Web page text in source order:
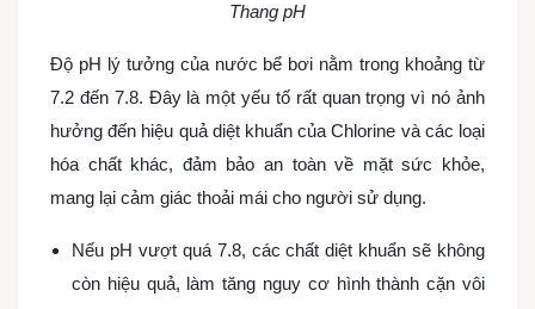
Thang pH
Độ pH lý tưởng của nước bể bơi nằm trong khoảng từ
7.2 đến 7.8. Đây là một yếu tố rất quan trọng vì nó ảnh
hưởng đến hiệu quả diệt khuẩn của Chlorine và các loại
hóa chất khác, đảm bảo an toàn về mặt sức khỏe,
mang lại cảm giác thoải mái cho người sử dụng.
Nếu pH vượt quá 7.8, các chất diệt khuẩn sẽ không
còn hiệu quả, làm tăng nguy cơ hình thành cặn vôi